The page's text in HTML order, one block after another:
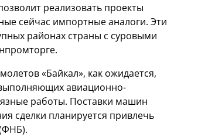
реализовать проекты
сейчас импортные аналоги. Эти
районах страны с суровыми
«Байкал», как ожидается,
авиационно-
работы. Поставки машин
сделки планируется привлечь